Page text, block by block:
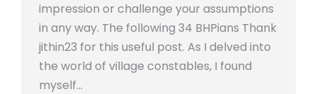
impression or challenge your assumptions
in any way. The following 34 BHPians Thank
jithin23 for this useful post. As I delved into
the world of village constables, I found
myself…